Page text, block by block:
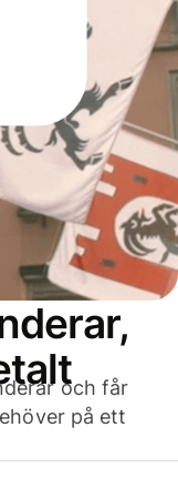
och får
på ett